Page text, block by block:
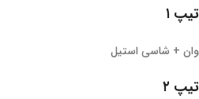
تیپ ۱
وان + شاسی استیل
تیپ ۲